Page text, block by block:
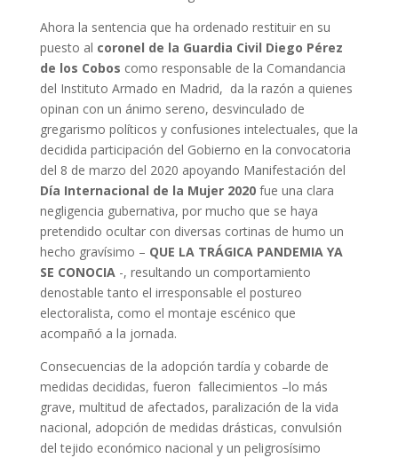
Ahora la sentencia que ha ordenado restituir en su
puesto al coronel de la Guardia Civil Diego Pérez
de los Cobos como responsable de la Comandancia
del Instituto Armado en Madrid, da la razón a quienes
opinan con un ánimo sereno, desvinculado de
gregarismo políticos y confusiones intelectuales, que la
decidida participación del Gobierno en la convocatoria
del 8 de marzo del 2020 apoyando Manifestación del
Día Internacional de la Mujer 2020fue una clara
negligencia gubernativa, por mucho que se haya
pretendido ocultar con diversas cortinas de humo un
hecho gravísimo – QUE LA TRÁGICA PANDEMIA YA
SE CONOCIA -, resultando un comportamiento
denostable tanto el irresponsable el postureo
electoralista, como el montaje escénico que
acompañó a la jornada.
Consecuencias de la adopción tardía y cobarde de
medidas decididas, fueron fallecimientos –lo más
grave, multitud de afectados, paralización de la vida
nacional, adopción de medidas drásticas, convulsión
del tejido económico nacional y un peligrosísimo